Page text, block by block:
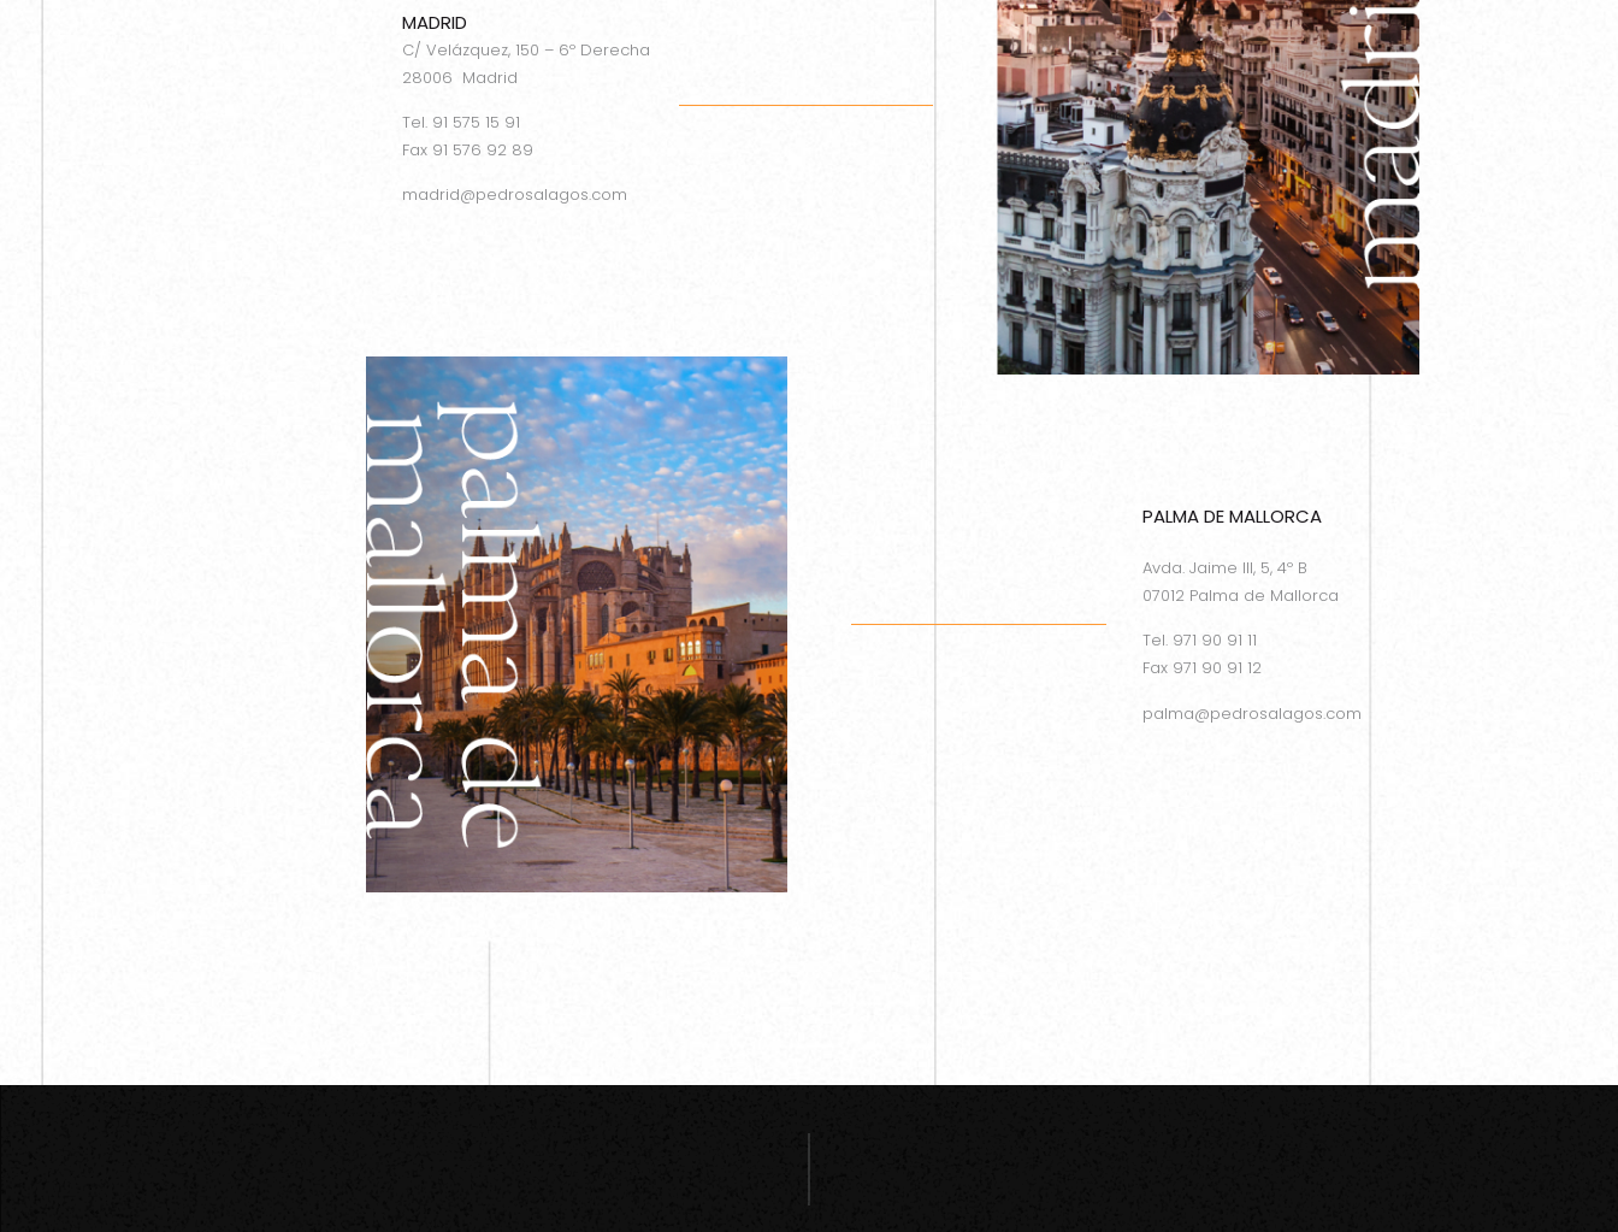
MADRID
C/ Velázquez, 150 – 6º Derecha
28006 Madrid
Tel. 91 575 15 91
Fax 91 576 92 89
madrid@pedrosalagos.com
PALMA DE MALLORCA
Avda. Jaime III, 5, 4º B
07012 Palma de Mallorca
Tel. 971 90 91 11
Fax 971 90 91 12
palma@pedrosalagos.com